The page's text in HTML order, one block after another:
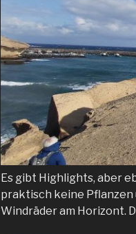
Es gibt Highlights, aber
praktisch keine Pflanzen
Windräder am Horizont.